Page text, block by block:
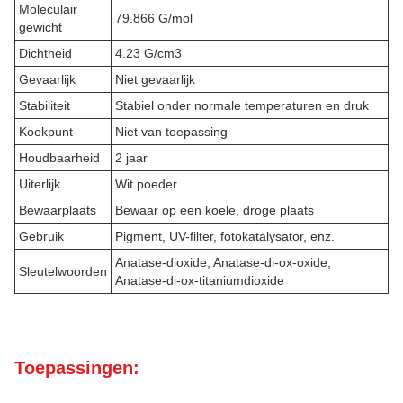
Moleculair
gewicht
79.866 G/mol
Dichtheid
4.23 G/cm3
Gevaarlijk
Niet gevaarlijk
Stabiliteit
Stabiel onder normale temperaturen en druk
Kookpunt
Niet van toepassing
Houdbaarheid
2 jaar
Uiterlijk
Wit poeder
Bewaarplaats
Bewaar op een koele, droge plaats
Gebruik
Pigment, UV-filter, fotokatalysator, enz.
Sleutelwoorden
Anatase-dioxide, Anatase-di-ox-oxide,
Anatase-di-ox-titaniumdioxide
Toepassingen: